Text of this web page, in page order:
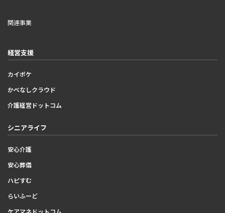
関連事業
経営支援
カイポケ
かべなしクラウド
介護経営ドットコム
シニアライフ
安心介護
安心葬儀
ハピすむ
らいふーど
ケアマネドットコム